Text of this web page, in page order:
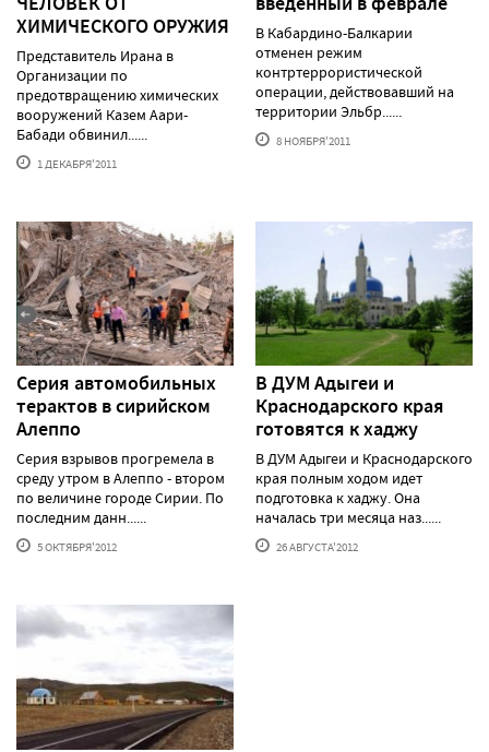
ХИМИЧЕСКОГО ОРУЖИЯ
Представитель Ирана в
Организации по
предотвращению химических
вооружений Казем Аари-
Бабади обвинил......
1 ДЕКАБРЯ'2011
В Кабардино-Балкарии
отменен режим
контртеррористической
операции, действовавший на
территории Эльбр......
8 НОЯБРЯ'2011
Серия автомобильных
терактов в сирийском
Алеппо
Серия взрывов прогремела в
среду утром в Алеппо - втором
по величине городе Сирии. По
последним данн......
5 ОКТЯБРЯ'2012
В ДУМ Адыгеи и
Краснодарского края
готовятся к хаджу
В ДУМ Адыгеи и Краснодарского
края полным ходом идет
подготовка к хаджу. Она
началась три месяца наз......
26 АВГУСТА'2012